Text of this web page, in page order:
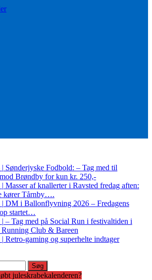
| Sønderjyske Fodbold: – Tag med til
Brøndby for kun kr. 250,-
| Masser af knallerter i Ravsted fredag aften:
kører Tårnby….
| DM i Ballonflyvning 2026 – Fredagens
startet…
| – Tag med på Social Run i festivaltiden i
Club & Bareen
| Retro-gaming og superhelte indtager
juleskrabekalenderen?